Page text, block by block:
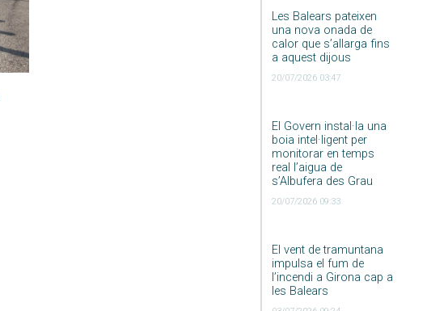
Les Balears pateixen
una nova onada de
calor que s’allarga fins
a aquest dijous
20/07/2026 03:47
El Govern instal·la una
boia intel·ligent per
monitorar en temps
real l’aigua de
s’Albufera des Grau
20/07/2026 09:33
El vent de tramuntana
impulsa el fum de
l’incendi a Girona cap a
les Balears